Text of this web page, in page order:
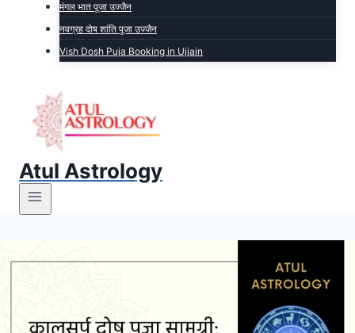
मंगल भात पूजा उज्जैन
नवग्रह दोष शांति पूजा उज्जैन
Vish Dosh Puja Booking in Ujjain
Atul Astrology